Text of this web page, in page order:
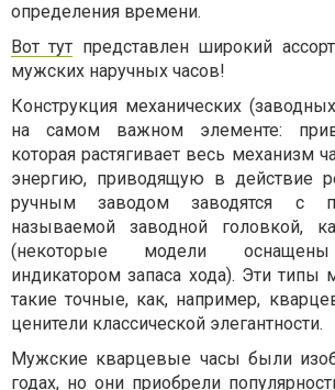
определения времени.
Вот тут представлен широкий
мужских наручных часов!
Конструкция механических
на самом важном элементе:
которая растягивает весь механизм
энергию, приводящую в действие
ручным заводом заводятся с
называемой заводной головкой,
(некоторые модели
индикатором запаса хода). Эти типы
такие точные, как, например,
ценители классической элегантности.
Мужские кварцевые часы были
годах, но они приобрели